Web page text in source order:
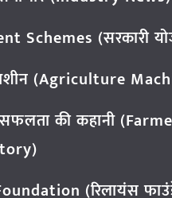
Schemes (सरकारी
(Agriculture
की कहानी
(रिलायंस